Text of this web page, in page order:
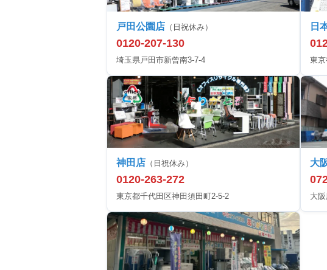
戸田公園店 （日祝休み）
0120-207-130
埼玉県戸田市新曾南3-7-4
日
東
神田店 （日祝休み）
0120-263-272
東京都千代田区神田須田町2-5-2
大
大